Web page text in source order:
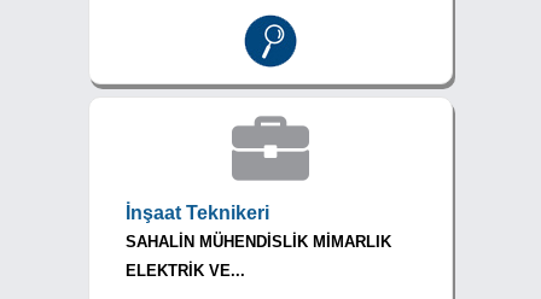
İnşaat Teknikeri
SAHALİN MÜHENDİSLİK MİMARLIK
ELEKTRİK VE...